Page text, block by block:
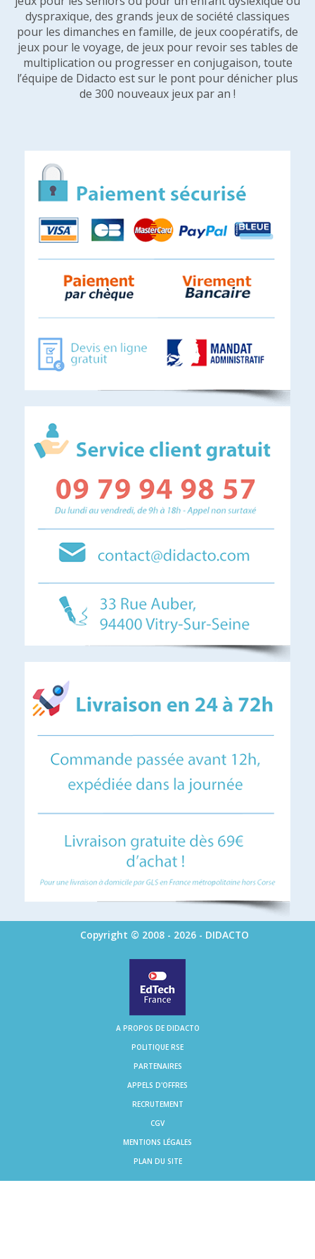
dyspraxique, des grands jeux de société classiques
pour les dimanches en famille, de jeux coopératifs, de
jeux pour le voyage, de jeux pour revoir ses tables de
multiplication ou progresser en conjugaison, toute
l’équipe de Didacto est sur le pont pour dénicher plus
de 300 nouveaux jeux par an !
Copyright © 2008 - 2026 - DIDACTO
A PROPOS DE DIDACTO
POLITIQUE RSE
PARTENAIRES
APPELS D'OFFRES
RECRUTEMENT
CGV
MENTIONS LÉGALES
PLAN DU SITE